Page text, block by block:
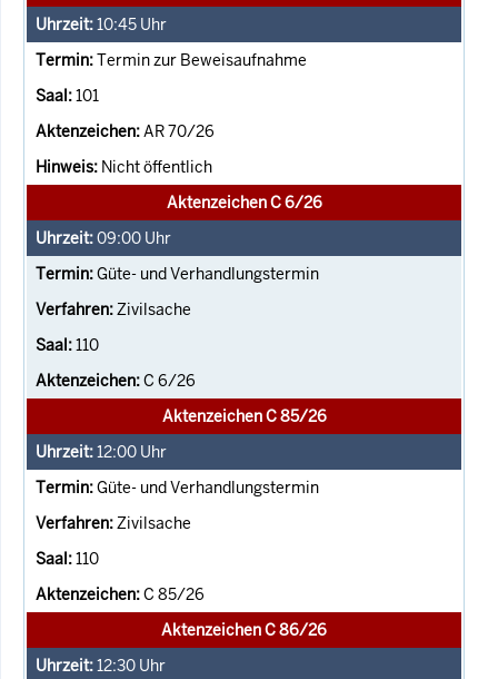
10:45 Uhr
Termin zur Beweisaufnahme
101
AR 70/26
Nicht öffentlich
Aktenzeichen C 6/26
09:00 Uhr
Güte- und Verhandlungstermin
Zivilsache
110
C 6/26
Aktenzeichen C 85/26
12:00 Uhr
Güte- und Verhandlungstermin
Zivilsache
110
C 85/26
Aktenzeichen C 86/26
12:30 Uhr